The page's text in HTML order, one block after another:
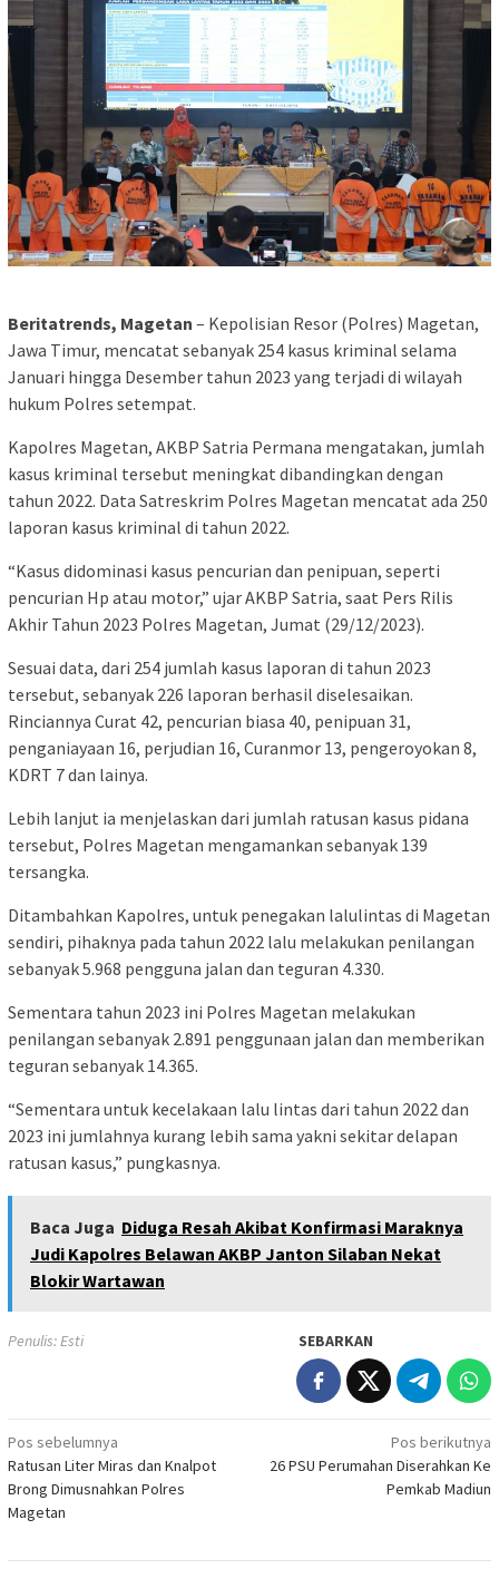
Beritatrends, Magetan – Kepolisian Resor (Polres) Magetan,
Jawa Timur, mencatat sebanyak 254 kasus kriminal selama
Januari hingga Desember tahun 2023 yang terjadi di wilayah
hukum Polres setempat.
Kapolres Magetan, AKBP Satria Permana mengatakan, jumlah
kasus kriminal tersebut meningkat dibandingkan dengan
tahun 2022. Data Satreskrim Polres Magetan mencatat ada 250
laporan kasus kriminal di tahun 2022.
“Kasus didominasi kasus pencurian dan penipuan, seperti
pencurian Hp atau motor,” ujar AKBP Satria, saat Pers Rilis
Akhir Tahun 2023 Polres Magetan, Jumat (29/12/2023).
Sesuai data, dari 254 jumlah kasus laporan di tahun 2023
tersebut, sebanyak 226 laporan berhasil diselesaikan.
Rinciannya Curat 42, pencurian biasa 40, penipuan 31,
penganiayaan 16, perjudian 16, Curanmor 13, pengeroyokan 8,
KDRT 7 dan lainya.
Lebih lanjut ia menjelaskan dari jumlah ratusan kasus pidana
tersebut, Polres Magetan mengamankan sebanyak 139
tersangka.
Ditambahkan Kapolres, untuk penegakan lalulintas di Magetan
sendiri, pihaknya pada tahun 2022 lalu melakukan penilangan
sebanyak 5.968 pengguna jalan dan teguran 4.330.
Sementara tahun 2023 ini Polres Magetan melakukan
penilangan sebanyak 2.891 penggunaan jalan dan memberikan
teguran sebanyak 14.365.
“Sementara untuk kecelakaan lalu lintas dari tahun 2022 dan
2023 ini jumlahnya kurang lebih sama yakni sekitar delapan
ratusan kasus,” pungkasnya.
Baca Juga Diduga Resah Akibat Konfirmasi Maraknya
Judi Kapolres Belawan AKBP Janton Silaban Nekat
Blokir Wartawan
Penulis: Esti SEBARKAN
Navigasi
pos
Pos sebelumnya
Ratusan Liter Miras dan Knalpot
Brong Dimusnahkan Polres
Magetan
Pos berikutnya
26 PSU Perumahan Diserahkan Ke
Pemkab Madiun